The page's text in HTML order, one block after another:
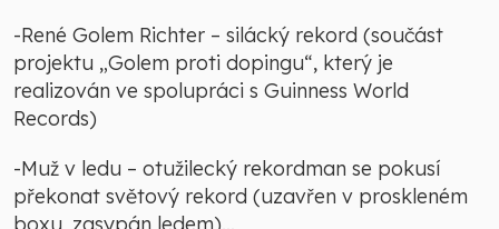
-René Golem Richter – silácký rekord (součást
projektu „Golem proti dopingu“, který je
realizován ve spolupráci s Guinness World
Records)
-Muž v ledu – otužilecký rekordman se pokusí
překonat světový rekord (uzavřen v proskleném